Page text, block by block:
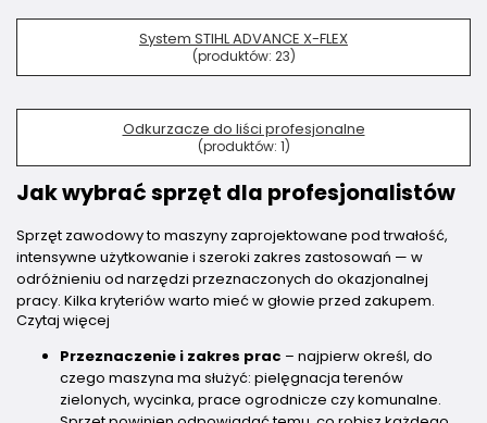
System STIHL ADVANCE X-FLEX
(produktów: 23)
Odkurzacze do liści profesjonalne
(produktów: 1)
Jak wybrać sprzęt dla profesjonalistów
Sprzęt zawodowy to maszyny zaprojektowane pod trwałość,
intensywne użytkowanie i szeroki zakres zastosowań — w
odróżnieniu od narzędzi przeznaczonych do okazjonalnej
pracy. Kilka kryteriów warto mieć w głowie przed zakupem.
Czytaj więcej
Przeznaczenie i zakres prac – najpierw określ, do
czego maszyna ma służyć: pielęgnacja terenów
zielonych, wycinka, prace ogrodnicze czy komunalne.